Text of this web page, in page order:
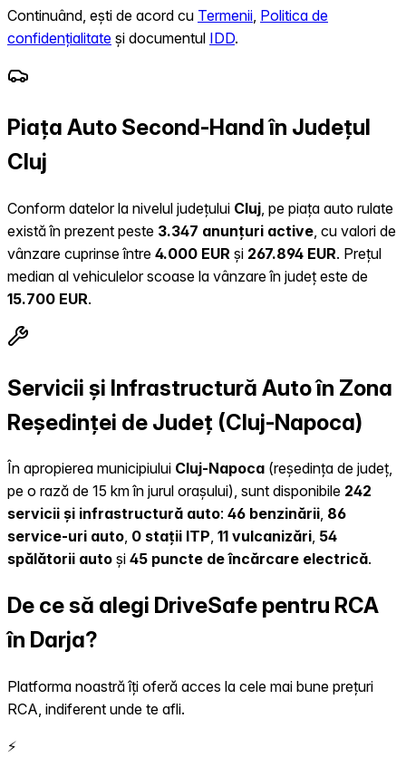
Continuând, ești de acord cu Termenii Politica de
confidențialitate și documentul IDD.
Piața Auto Second-Hand în Județul
Cluj
Conform datelor la nivelul județului Cluj , pe piața auto rulate
există în prezent peste 3.347 anunțuri active , cu valori de
vânzare cuprinse între 4.000 EUR și 267.894 EUR. Prețul
median al vehiculelor scoase la vânzare în județ este de
15.700 EUR.
Servicii și Infrastructură Auto în Zona
Reședinței de Județ (Cluj-Napoca)
În apropierea municipiului Cluj-Napoca (reședința de județ,
pe o rază de 15 km în jurul orașului), sunt disponibile 242
servicii și infrastructură auto: 46 benzinării, 86
service-uri auto, 0 stații ITP, 11 vulcanizări, 54
spălătorii auto și 45 puncte de încărcare electrică.
De ce să alegi DriveSafe pentru RCA
în Darja?
Platforma noastră îți oferă acces la cele mai bune prețuri
RCA, indiferent unde te afli.
⚡